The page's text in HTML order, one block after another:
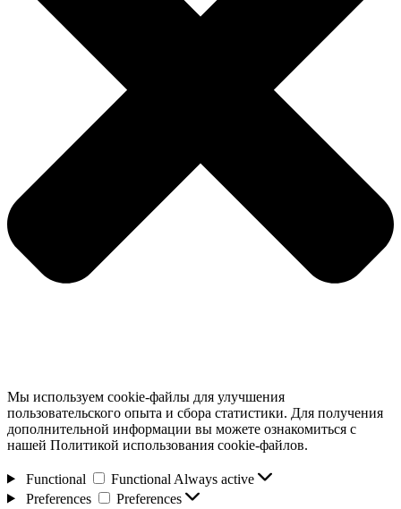
Мы используем cookie-файлы для улучшения
пользовательского опыта и сбора статистики. Для получения
дополнительной информации вы можете ознакомиться с
нашей Политикой использования cookie-файлов.
Functional Functional Always active
Preferences
Preferences